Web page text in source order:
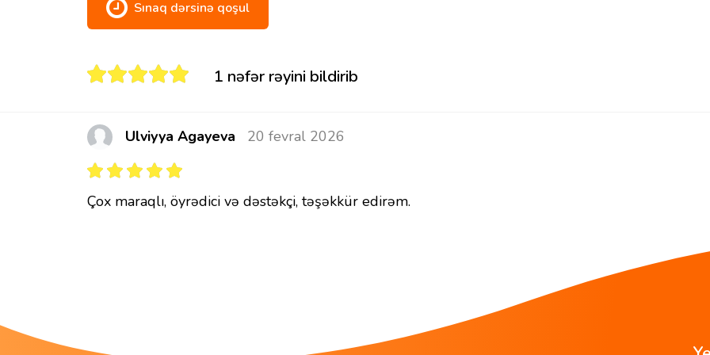
Sınaq dərsinə qoşul
1 nəfər rəyini bildirib
Ulviyya Agayeva 20 fevral 2026
Çox maraqlı, öyrədici və dəstəkçi, təşəkkür edirəm.